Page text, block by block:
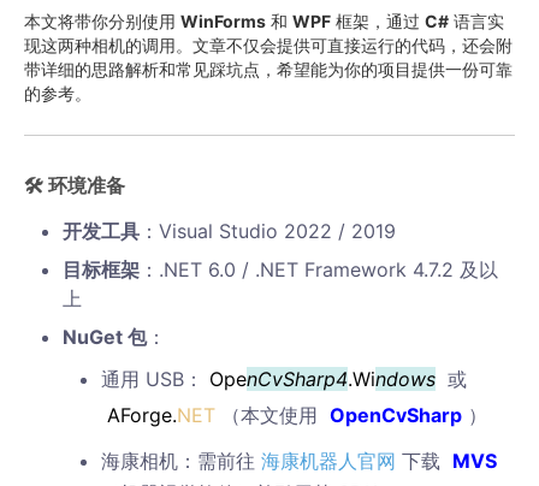
本文将带你分别使用 WinForms 和 WPF 框架，通过 C# 语言实
现这两种相机的调用。文章不仅会提供可直接运行的代码，还会附
带详细的思路解析和常见踩坑点，希望能为你的项目提供一份可靠
的参考。
🛠 环境准备
开发工具 ：Visual Studio 2022 / 2019
目标框架 ：.NET 6.0 / .NET Framework 4.7.2 及以
上
NuGet 包：
通用 USB：
OpenCvSharp4.Windows 或
AForge.NET （本文使用 OpenCvSharp ）
海康相机：需前往 海康机器人官网 下载 MVS